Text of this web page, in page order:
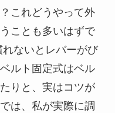
これどうやって外
ことも多いはずで
ないとレバーがび
ルト固定式はベル
りと、実はコツが
は、私が実際に調